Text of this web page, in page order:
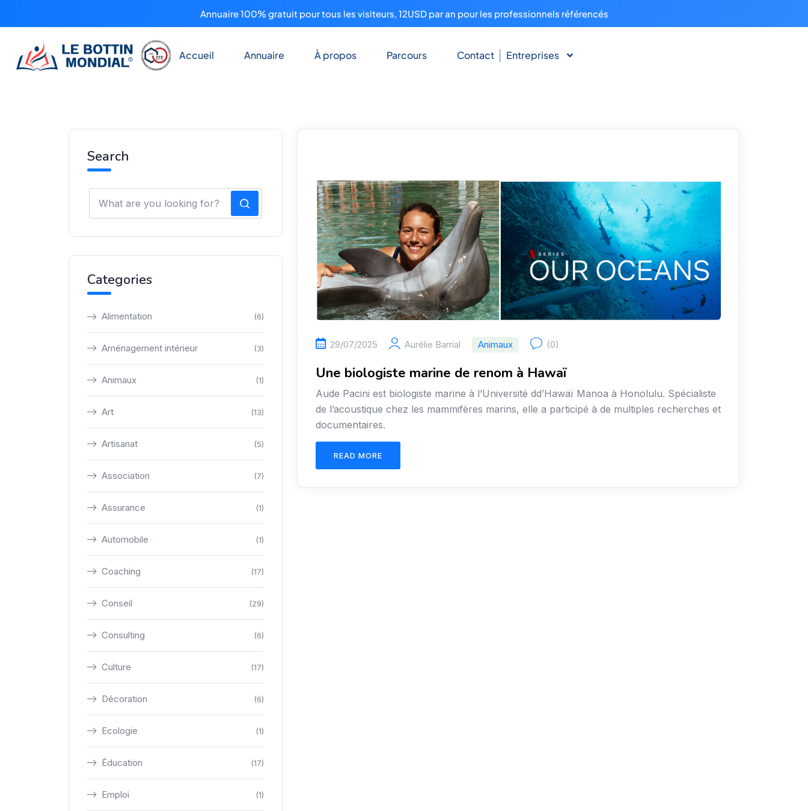
Annuaire 100% gratuit pour tous les visiteurs, 12USD par an pour les professionnels référencés
Accueil Annuaire À propos Parcours Contact Entreprises
29/07/2025 Aurélie Barrial Animaux (0)
Une biologiste marine de renom à Hawaï
Aude Pacini est biologiste marine à l’Université dd’Hawaï Manoa à Honolulu. Spécialiste
de l’acoustique chez les mammifères marins, elle a participé à de multiples recherches et
documentaires.
READ MORE
Search
Categories
Alimentation (6)
Aménagement intérieur (3)
Animaux (1)
Art (13)
Artisanat (5)
Association (7)
Assurance (1)
Automobile (1)
Coaching (17)
Conseil (29)
Consulting (6)
Culture (17)
Décoration (6)
Ecologie (1)
Éducation (17)
Emploi (1)